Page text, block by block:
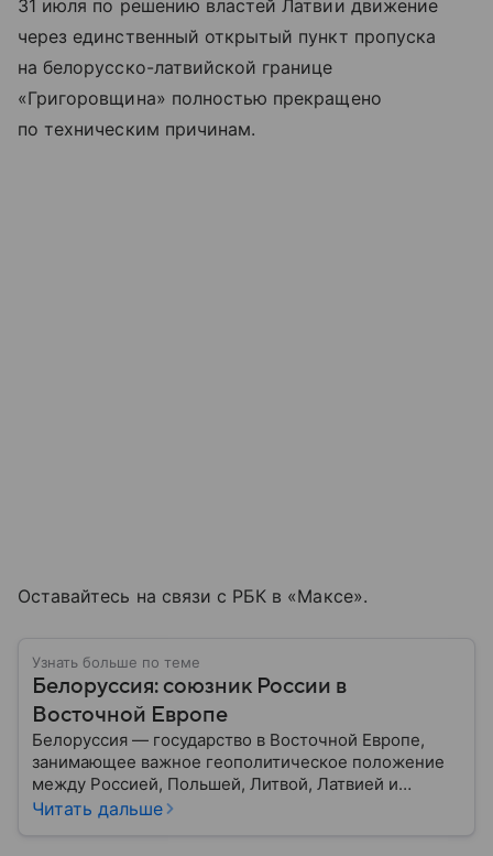
31 июля по решению властей Латвии движение
через единственный открытый пункт пропуска
на белорусско-латвийской границе
«Григоровщина» полностью прекращено
по техническим причинам.
Оставайтесь на связи с РБК в «Максе».
Узнать больше по теме
Белоруссия: союзник России в
Восточной Европе
Белоруссия — государство в Восточной Европе,
занимающее важное геополитическое положение
между Россией, Польшей, Литвой, Латвией и
Украиной. Несмотря на свою небольшую
Читать дальше